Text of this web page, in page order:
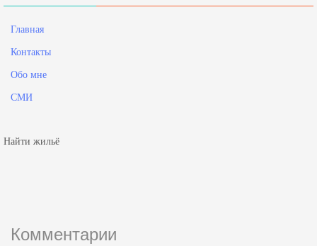
Главная
Контакты
Обо мне
СМИ
Найти жильё
Комментарии